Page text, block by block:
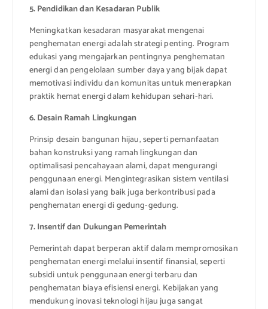
5. Pendidikan dan Kesadaran Publik
Meningkatkan kesadaran masyarakat mengenai
penghematan energi adalah strategi penting. Program
edukasi yang mengajarkan pentingnya penghematan
energi dan pengelolaan sumber daya yang bijak dapat
memotivasi individu dan komunitas untuk menerapkan
praktik hemat energi dalam kehidupan sehari-hari.
6. Desain Ramah Lingkungan
Prinsip desain bangunan hijau, seperti pemanfaatan
bahan konstruksi yang ramah lingkungan dan
optimalisasi pencahayaan alami, dapat mengurangi
penggunaan energi. Mengintegrasikan sistem ventilasi
alami dan isolasi yang baik juga berkontribusi pada
penghematan energi di gedung-gedung.
7. Insentif dan Dukungan Pemerintah
Pemerintah dapat berperan aktif dalam mempromosikan
penghematan energi melalui insentif finansial, seperti
subsidi untuk penggunaan energi terbaru dan
penghematan biaya efisiensi energi. Kebijakan yang
mendukung inovasi teknologi hijau juga sangat